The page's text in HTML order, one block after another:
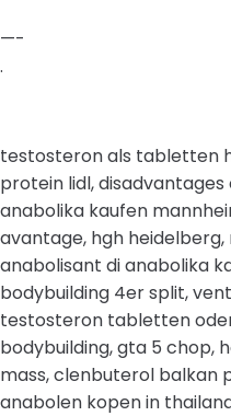
—-
.
testosteron als tabletten
protein lidl,
anabolika kaufen
avantage, hgh
anabolisant di anabolika
bodybuilding 4er split,
testosteron tabletten
bodybuilding, gta 5 chop,
mass, clenbuterol balkan
anabolen kopen in